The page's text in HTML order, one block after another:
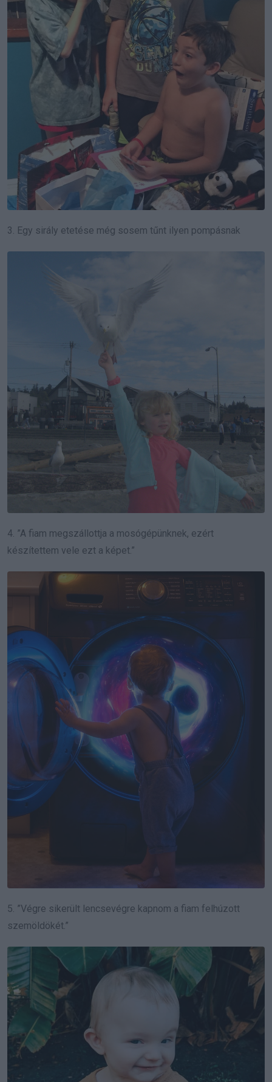
3. Egy sirály etetése még sosem tűnt ilyen pompásnak
4. ”A fiam megszállottja a mosógépünknek, ezért
készítettem vele ezt a képet.”
5. ”Végre sikerült lencsevégre kapnom a fiam felhúzott
szemöldökét.”